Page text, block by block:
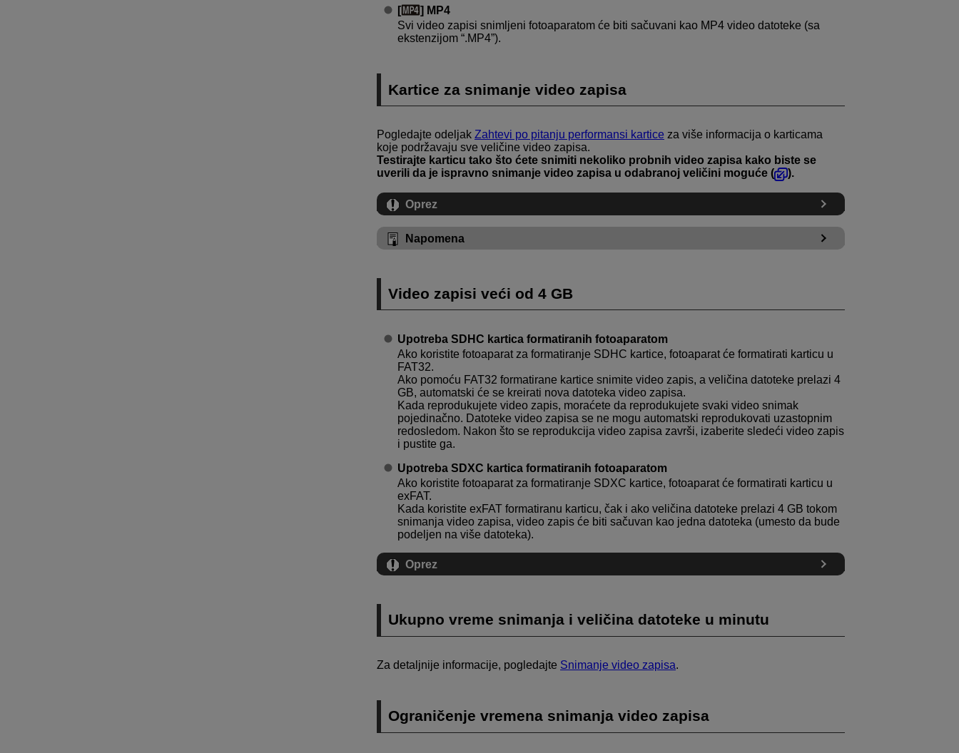
[
] MP4
Svi video zapisi snimljeni fotoaparatom će biti sačuvani kao MP4 video datoteke (sa
ekstenzijom “.MP4”).
Kartice za snimanje video zapisa
Pogledajte odeljak Zahtevi po pitanju performansi kartice za više informacija o karticama
koje podržavaju sve veličine video zapisa.
Testirajte karticu tako što ćete snimiti nekoliko probnih video zapisa kako biste se
uverili da je ispravno snimanje video zapisa u odabranoj veličini moguće (
).
Oprez
Napomena
Video zapisi veći od 4 GB
Upotreba SDHC kartica formatiranih fotoaparatom
Ako koristite fotoaparat za formatiranje SDHC kartice, fotoaparat će formatirati karticu u
FAT32.
Ako pomoću FAT32 formatirane kartice snimite video zapis, a veličina datoteke prelazi 4
GB, automatski će se kreirati nova datoteka video zapisa.
Kada reprodukujete video zapis, moraćete da reprodukujete svaki video snimak
pojedinačno. Datoteke video zapisa se ne mogu automatski reprodukovati uzastopnim
redosledom. Nakon što se reprodukcija video zapisa završi, izaberite sledeći video zapis
i pustite ga.
Upotreba SDXC kartica formatiranih fotoaparatom
Ako koristite fotoaparat za formatiranje SDXC kartice, fotoaparat će formatirati karticu u
exFAT.
Kada koristite exFAT formatiranu karticu, čak i ako veličina datoteke prelazi 4 GB tokom
snimanja video zapisa, video zapis će biti sačuvan kao jedna datoteka (umesto da bude
podeljen na više datoteka).
Oprez
Ukupno vreme snimanja i veličina datoteke u minutu
Za detaljnije informacije, pogledajte Snimanje video zapisa.
Ograničenje vremena snimanja video zapisa